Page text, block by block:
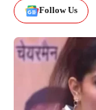
Follow Us